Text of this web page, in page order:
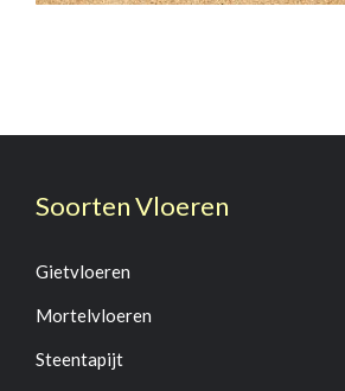
Soorten Vloeren
Gietvloeren
Mortelvloeren
Steentapijt